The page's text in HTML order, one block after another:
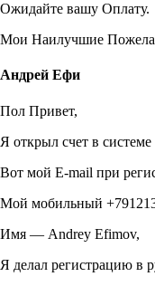
Ожидайте вашу Оплату.
Мои Наилучшие
Андрей Ефи
Пол Привет,
Я открыл счет в системе
Вот мой E-mail при
Мой мобильный
Имя — Andrey Efimov,
Я делал регистрацию в